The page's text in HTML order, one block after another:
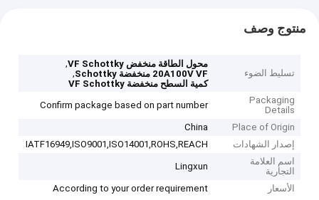
منتوج وصف
تسليط الضوء
محول الطاقة منخفض VF Schottky
,
20A100V VF منخفضة Schottky
,
كمية السطح منخفضة VF Schottky
Packaging
Details
Confirm package based on part number
Place of Origin
China
إصدار الشهادات
IATF16949,ISO9001,ISO14001,ROHS,REACH
اسم العلامة
التجارية
Lingxun
الأسعار According to your order requirement